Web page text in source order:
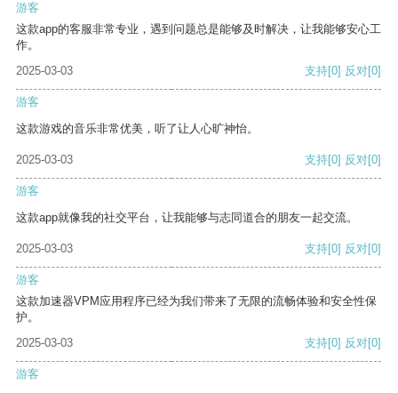
游客
这款app的客服非常专业，遇到问题总是能够及时解决，让我能够安心工
作。
2025-03-03
支持[0] 反对[0]
游客
这款游戏的音乐非常优美，听了让人心旷神怡。
2025-03-03 支持[0] 反对[0]
游客
这款app就像我的社交平台，让我能够与志同道合的朋友一起交流。
2025-03-03 支持[0] 反对[0]
游客
这款加速器VPM应用程序已经为我们带来了无限的流畅体验和安全性保
护。
2025-03-03
支持[0] 反对[0]
游客